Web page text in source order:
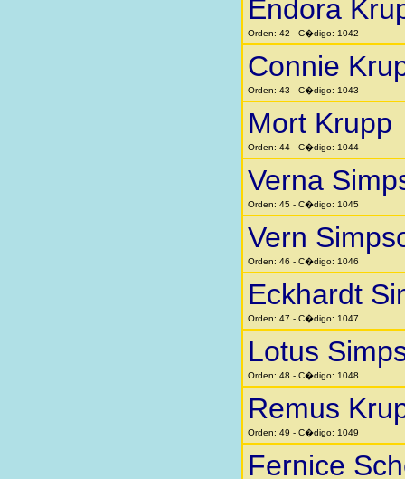
Endora
Orden: 42 - C�digo: 1042
Connie
Orden: 43 - C�digo: 1043
Mort Krupp
Orden: 44 - C�digo: 1044
Verna
Orden: 45 - C�digo: 1045
Vern
Orden: 46 - C�digo: 1046
Eckhardt
Orden: 47 - C�digo: 1047
Lotus
Orden: 48 - C�digo: 1048
Remus
Orden: 49 - C�digo: 1049
Fernice